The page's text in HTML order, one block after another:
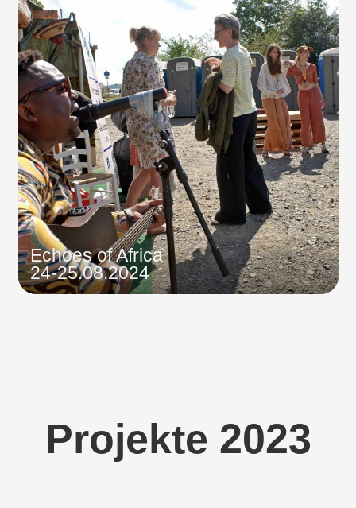
Echoes of Africa
24-25.08.2024
Projekte 2023